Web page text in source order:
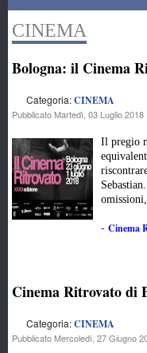
CINEMA
Bologna: il Cinema
Categoria:CINEMA
Pubblicato Martedì, 03 Luglio 2018
Il pregio
- Cinema
Cinema Ritrovato di
Categoria:CINEMA
Pubblicato Mercoledì, 27 Giugno